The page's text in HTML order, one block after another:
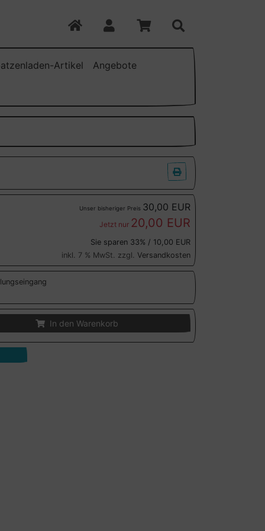
Artikel
Angebote
Unser bisheriger Preis 30,00 EUR
Jetzt nur 20,00 EUR
Sie sparen 33% / 10,00 EUR
inkl. 7 % MwSt. zzgl. Versandkosten
In den Warenkorb